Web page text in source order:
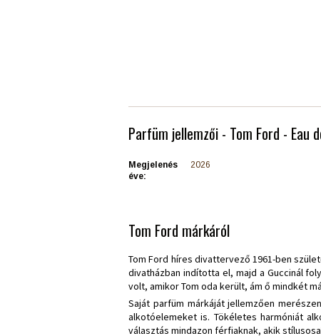
Parfüm jellemzői - Tom Ford - Eau
Megjelenés
éve:
2026
Tom Ford márkáról
Tom Ford híres divattervező 1961-ben
divatházban indította el, majd a Guccinál
volt, amikor Tom oda került, ám ő mindkét
Saját parfüm márkáját jellemzően
alkotóelemeket is. Tökéletes harmóniát
választás mindazon férfiaknak, akik